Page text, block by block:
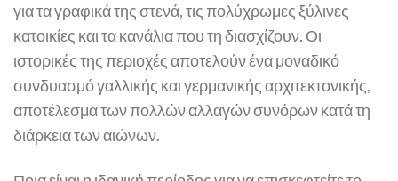
για τα γραφικά της στενά, τις πολύχρωμες ξύλινες
κατοικίες και τα κανάλια που τη διασχίζουν. Οι
ιστορικές της περιοχές αποτελούν ένα μοναδικό
συνδυασμό γαλλικής και γερμανικής αρχιτεκτονικής,
αποτέλεσμα των πολλών αλλαγών συνόρων κατά τη
διάρκεια των αιώνων.